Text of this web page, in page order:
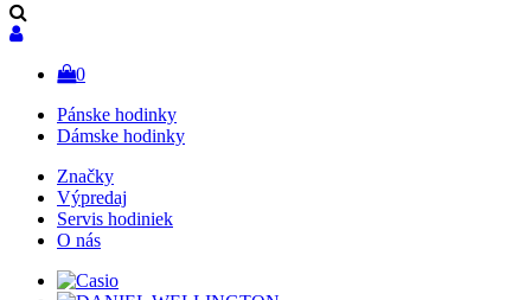
0
Pánske hodinky
Dámske hodinky
Značky
Výpredaj
Servis hodiniek
O nás